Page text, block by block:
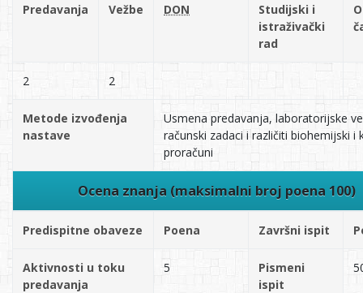
Predavanja Vežbe DON
Studijski i
istraživački
rad
2 2
Metode izvođenja
nastave
Usmena predavanja, laboratorijske
računski zadaci i različiti biohemijski i
proračuni
Ocena znanja (maksimalni broj poena 100)
Predispitne obaveze Poena Završni ispit
Aktivnosti u toku
predavanja
5
Pismeni
ispit